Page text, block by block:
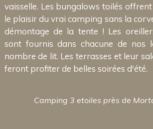
vaisselle. Les bungalows toilés
le plaisir du vrai camping sans la
démontage de la tente ! Les
sont fournis dans chacune de nos
nombre de lit. Les terrasses et leur
feront profiter de belles soirées d'été.
Camping 3 etoiles près de